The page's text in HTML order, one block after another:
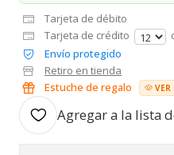
Tarjeta de débito
Tarjeta de crédito
Envío protegido
Retiro en tienda
Estuche de regalo
VER
Agregar a la lista